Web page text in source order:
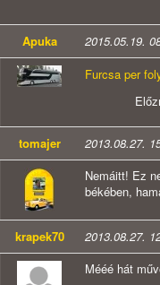
Apuka
2015.05.19.
Furcsa per
tomajer 2013.08.27.
Nemáitt! Ez
békében,
krapek70 2013.08.27.
Mééé hát